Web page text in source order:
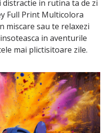
in rutina ta de zi
Full Print Multicolora
miscare sau te relaxezi
in aventurile
mai plictisitoare zile.